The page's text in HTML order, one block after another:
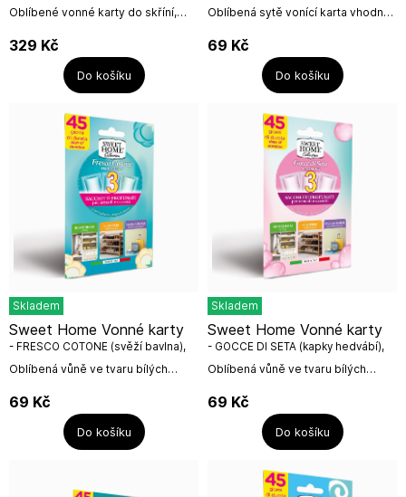
Oblíbené vonné karty do skříní,
Laundry od italské firmy Millefiori
Milano. Balení 3 ks vonných karet s
329 Kč
Do košíku
Oblíbená sytě vonící karta vhodná
cestovních zavazadel.Počet ks v
balení: 3Vyrobeno v...
69 Kč
Do košíku
Skladem
Oblíbená vůně ve tvaru bílých
botníky či cestovní zavazadla. Sytě
vonící.Počet kusů v...
Sweet Home Vonné karty
- FRESCO COTONE (svěží bavlna),
3ks
69 Kč
Do košíku
Skladem
Oblíbená vůně ve tvaru bílých
botníky či cestovní zavazadla. Sytě
vonící.Počet kusů v...
Sweet Home Vonné karty
- GOCCE DI SETA (kapky hedvábí),
3ks
69 Kč
Do košíku